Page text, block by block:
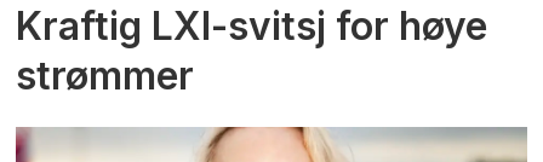
Kraftig LXI-svitsj for høye
strømmer